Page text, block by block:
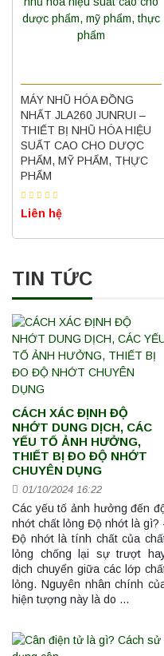
MÁY NHŨ HÓA ĐỒNG
NHẤT JLA260 JUNRUI –
THIẾT BỊ NHŨ HÓA HIỆU
SUẤT CAO CHO DƯỢC
PHẨM, MỸ PHẨM, THỰC
PHẨM
Liên hệ
TIN TỨC
CÁCH XÁC ĐỊNH ĐỘ
NHỚT DUNG DỊCH, CÁC
YẾU TỐ ẢNH HƯỞNG,
THIẾT BỊ ĐO ĐỘ NHỚT
CHUYÊN DỤNG
01/10/2024 16:22
Các yếu tố ảnh hưởng đến
nhớt chất lỏng Độ nhớt là gì?
Độ nhớt là tính chất của
lỏng chống lại sự trượt
dịch chuyển giữa các lớp
lỏng. Nguyên nhân chính
hiện tượng này là do …